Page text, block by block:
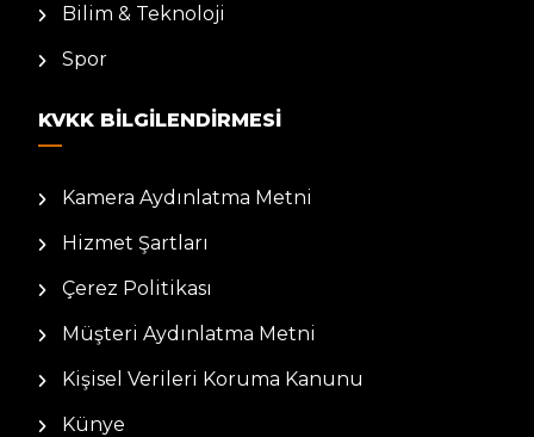
Bilim & Teknoloji
Spor
KVKK BILGILENDIRMESI
Kamera Aydınlatma Metni
Hizmet Şartları
Çerez Politikası
Müşteri Aydınlatma Metni
Kişisel Verileri Koruma Kanunu
Künye